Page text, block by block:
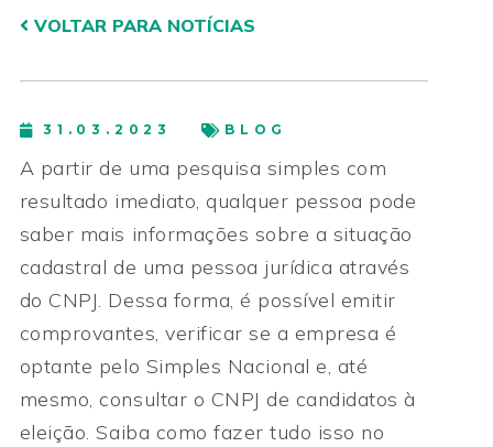
VOLTAR PARA NOTÍCIAS
31.03.2023 BLOG
A partir de uma pesquisa simples com
resultado imediato, qualquer pessoa pode
saber mais informações sobre a situação
cadastral de uma pessoa jurídica através
do CNPJ. Dessa forma, é possível emitir
comprovantes, verificar se a empresa é
optante pelo Simples Nacional e, até
mesmo, consultar o CNPJ de candidatos à
eleição. Saiba como fazer tudo isso no